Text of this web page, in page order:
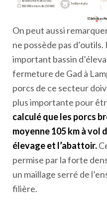
On peut aussi
ne possède pas
important bassin
fermeture de Gad à
porcs de ce secteur
plus importante pour
calculé que les porcs
moyenne 105 km à vol
élevage et l’abattoir.
permise par la forte
un maillage serré de
filière.